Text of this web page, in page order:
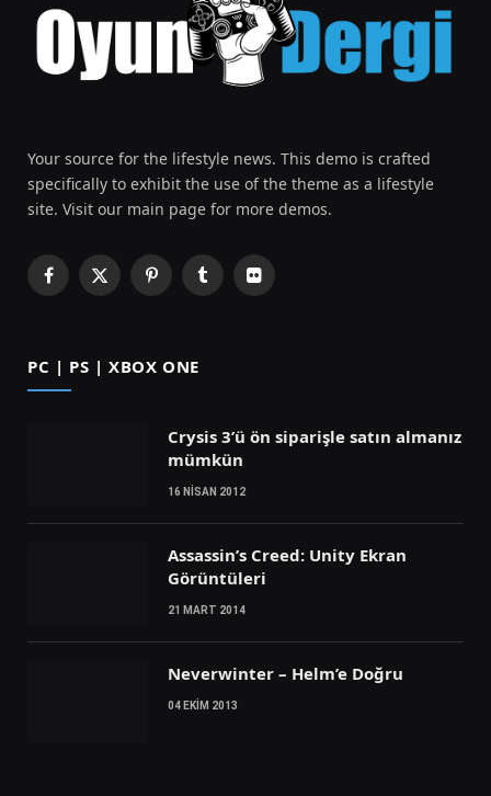
Your source for the lifestyle news. This demo is crafted
specifically to exhibit the use of the theme as a lifestyle
site. Visit our main page for more demos.
Facebook
X
PinterestTumblrFlickr
PC | PS | XBOX ONE
Crysis 3’ü ön siparişle satın almanız
mümkün
16 NISAN 2012
Assassin’s Creed: Unity Ekran
Görüntüleri
21 MART 2014
Neverwinter – Helm’e Doğru
04 EKIM 2013